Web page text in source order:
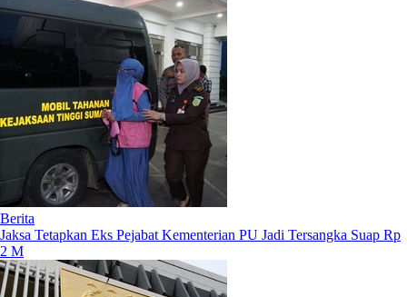
Berita
Jaksa Tetapkan Eks Pejabat Kementerian PU Jadi Tersangka Suap Rp
2 M